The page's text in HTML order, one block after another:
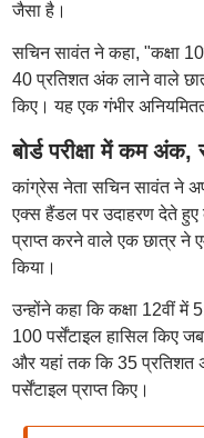
जैसा है।
सचिन सावंत ने कहा, "कक्षा
40 प्रतिशत अंक लाने वाले
किए। यह एक गंभीर
बोर्ड परीक्षा में कम अंक,
कांग्रेस नेता सचिन सावंत ने
एक्स हैंडल पर उदाहरण देते हुए
प्राप्त करने वाले एक छात्र ने
किया।
उन्होंने कहा कि कक्षा 12वीं में
100 पर्सेंटाइल हासिल किए
और यहां तक कि 35 प्रतिशत
पर्सेंटाइल प्राप्त किए।